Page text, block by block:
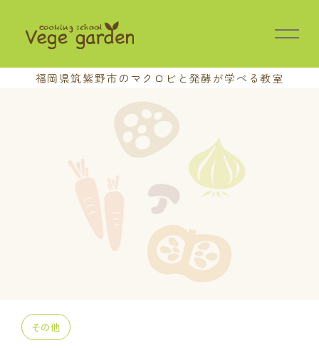
福岡県筑紫野市のマクロビと発酵が学べる教室
教室の特長
中級講座
上級講座
プライベート講座
その他